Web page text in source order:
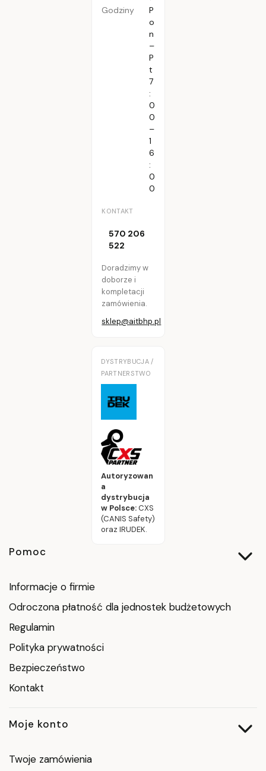
Godziny
P
o
n
–
P
t
7
:
0
0
–
1
6
:
0
0
KONTAKT
570 206
522
Doradzimy w
doborze i
kompletacji
zamówienia.
sklep@aitbhp.pl
DYSTRYBUCJA /
PARTNERSTWO
Autoryzowan
a
dystrybucja
w Polsce:CXS
(CANIS Safety)
oraz IRUDEK.
Linki w stopce
Pomoc
Informacje o firmie
Odroczona płatność dla jednostek budżetowych
Regulamin
Polityka prywatności
Bezpieczeństwo
Kontakt
Moje konto
Twoje zamówienia